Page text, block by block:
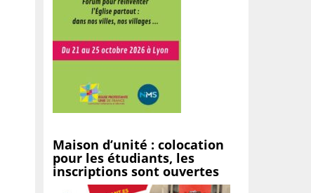
Maison d’unité : colocation
pour les étudiants, les
inscriptions sont ouvertes